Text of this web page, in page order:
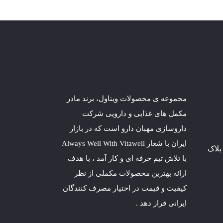
مجموعه ی محصولات ویتاول، برند مادر
مکمل های غذایی و دارویی شرکت
داروسازی مهبان دارو است که در بازار
ایران با شعار Always Well With Vitawell
با تلاش تیم حرفه ای و کار آمد ، با هدف
ارائه بهترین محصولات مکملی از نظر
کیفیت و قیمت در اختیار مصرف کنندگان
ایرانی قرار دهد .